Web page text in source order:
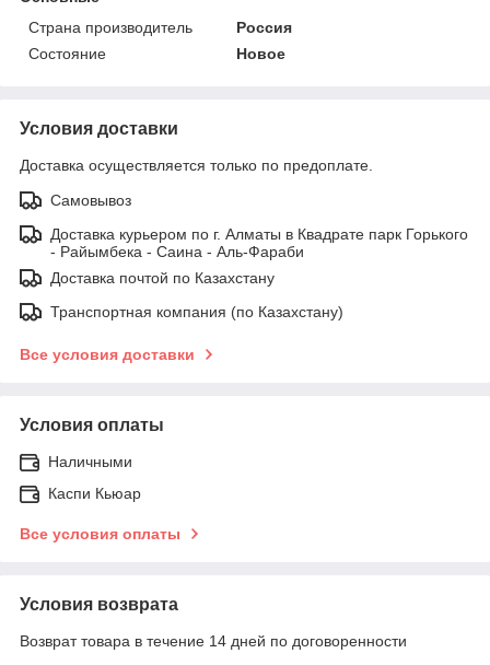
Страна производитель
Россия
Состояние
Новое
Условия доставки
Доставка осуществляется только по предоплате.
Самовывоз
Доставка курьером по г. Алматы в Квадрате парк Горького
- Райымбека - Саина - Аль-Фараби
Доставка почтой по Казахстану
Транспортная компания (по Казахстану)
Все условия доставки
Условия оплаты
Наличными
Каспи Кьюар
Все условия оплаты
Условия возврата
Возврат товара в течение 14 дней по договоренности